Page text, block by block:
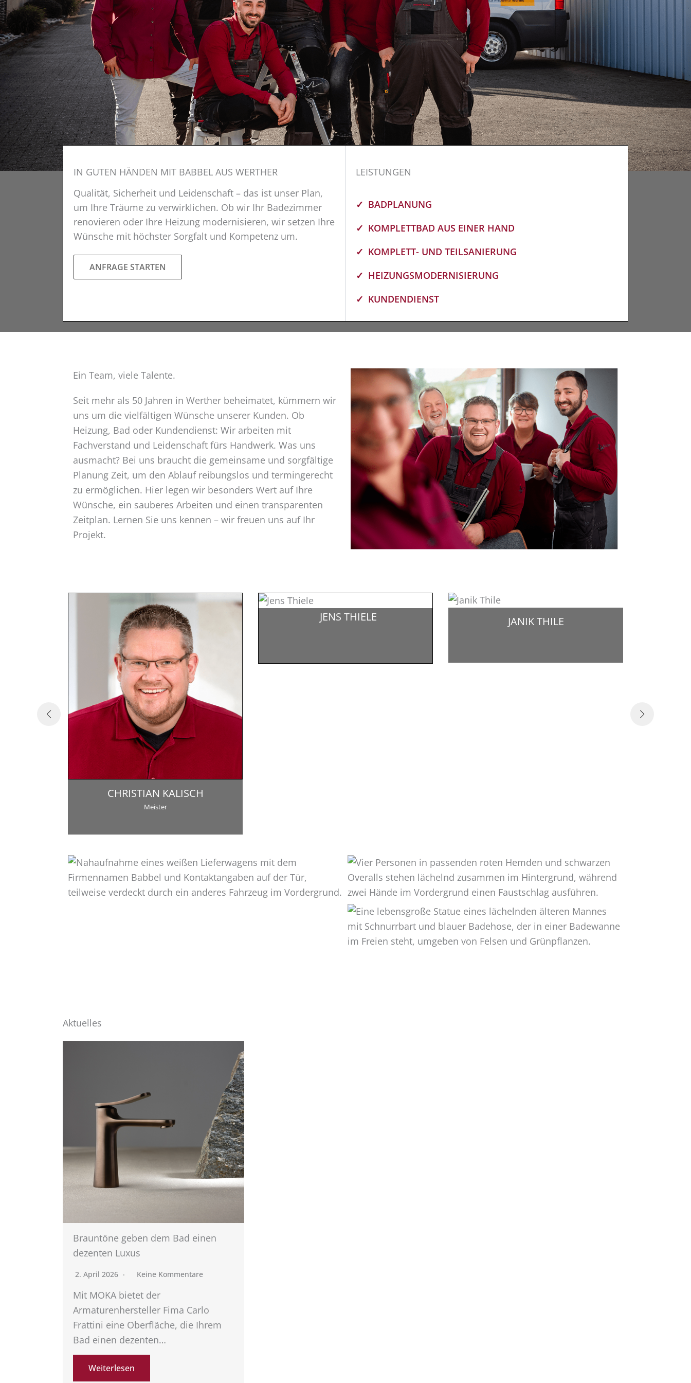
IN GUTEN HÄNDEN MIT BABBEL AUS WERTHER
Qualität, Sicherheit und Leidenschaft – das ist unser Plan,
um Ihre Träume zu verwirklichen. Ob wir Ihr Badezimmer
renovieren oder Ihre Heizung modernisieren, wir setzen Ihre
Wünsche mit höchster Sorgfalt und Kompetenz um.
ANFRAGE STARTEN
LEISTUNGEN
BADPLANUNG
KOMPLETTBAD AUS EINER HAND
KOMPLETT- UND TEILSANIERUNG
HEIZUNGSMODERNISIERUNG
KUNDENDIENST
Ein Team, viele Talente.
Seit mehr als 50 Jahren in Werther beheimatet, kümmern wir
uns um die vielfältigen Wünsche unserer Kunden. Ob
Heizung, Bad oder Kundendienst: Wir arbeiten mit
Fachverstand und Leidenschaft fürs Handwerk. Was uns
ausmacht? Bei uns braucht die gemeinsame und sorgfältige
Planung Zeit, um den Ablauf reibungslos und termingerecht
zu ermöglichen. Hier legen wir besonders Wert auf Ihre
Wünsche, ein sauberes Arbeiten und einen transparenten
Zeitplan. Lernen Sie uns kennen – wir freuen uns auf Ihr
Projekt.
CHRISTIAN KALISCH
Meister
JENS THIELE JANIK THILE
Aktuelles
Brauntöne geben dem Bad einen
dezenten Luxus
2. April 2026 Keine Kommentare
Mit MOKA bietet der
Armaturenhersteller Fima Carlo
Frattini eine Oberfläche, die Ihrem
Bad einen dezenten…
Weiterlesen